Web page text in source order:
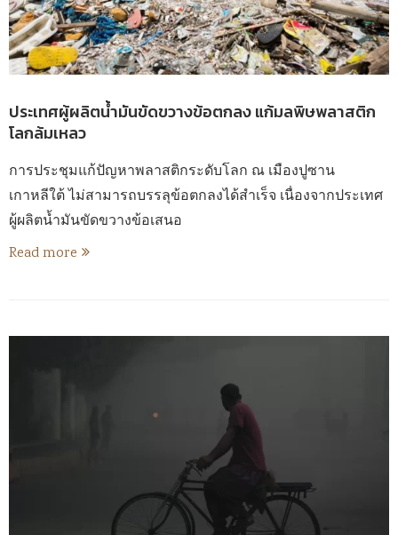
ประเทศผู้ผลิตน้ำมันขัดขวางข้อตกลง แก้มลพิษพลาสติก
โลกล้มเหลว
การประชุมแก้ปัญหาพลาสติกระดับโลก ณ เมืองปูซาน
เกาหลีใต้ ไม่สามารถบรรลุข้อตกลงได้สำเร็จ เนื่องจากประเทศ
ผู้ผลิตน้ำมันขัดขวางข้อเสนอ
Read more